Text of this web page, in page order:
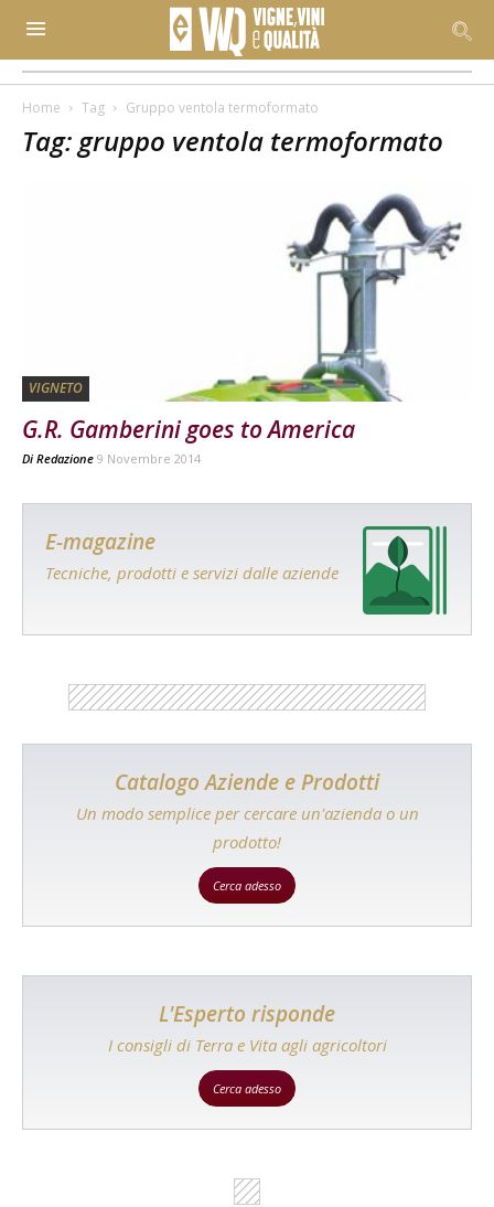
Home Tag Gruppo ventola termoformato
Tag: gruppo ventola termoformato
VIGNETO
G.R. Gamberini goes to America
Di Redazione 9 Novembre 2014
E-magazine
Tecniche, prodotti e servizi dalle aziende
Catalogo Aziende e Prodotti
Un modo semplice per cercare un'azienda o un
prodotto!
Cerca adesso
L'Esperto risponde
I consigli di Terra e Vita agli agricoltori
Cerca adesso